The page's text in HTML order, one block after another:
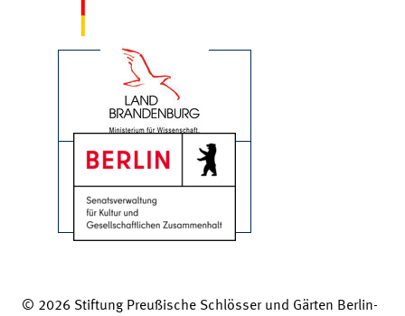
© 2026 Stiftung Preußische Schlösser und Gärten Berlin-